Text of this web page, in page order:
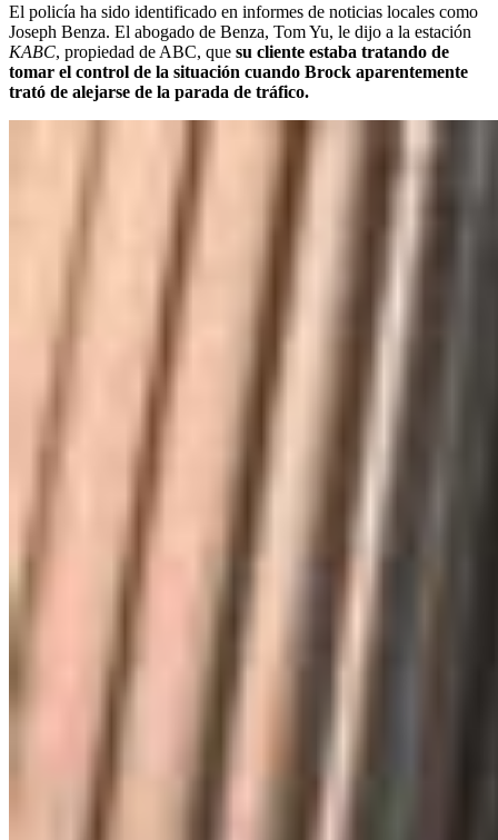
El policía ha sido identificado en informes de noticias locales como
Joseph Benza. El abogado de Benza, Tom Yu, le dijo a la estación
KABC, propiedad de ABC, que su cliente estaba tratando de
tomar el control de la situación cuando Brock aparentemente
trató de alejarse de la parada de tráfico.